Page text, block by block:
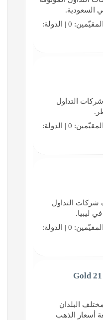
السعودية.
التداول
شركات التداول
ليبيا.
البلدان
أسعار الذهب